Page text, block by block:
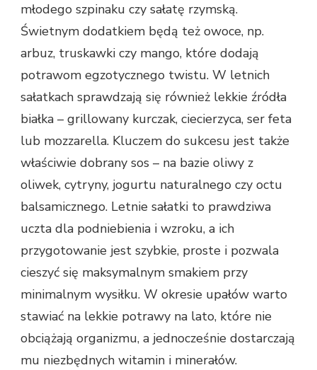
młodego szpinaku czy sałatę rzymską.
Świetnym dodatkiem będą też owoce, np.
arbuz, truskawki czy mango, które dodają
potrawom egzotycznego twistu. W letnich
sałatkach sprawdzają się również lekkie źródła
białka – grillowany kurczak, ciecierzyca, ser feta
lub mozzarella. Kluczem do sukcesu jest także
właściwie dobrany sos – na bazie oliwy z
oliwek, cytryny, jogurtu naturalnego czy octu
balsamicznego. Letnie sałatki to prawdziwa
uczta dla podniebienia i wzroku, a ich
przygotowanie jest szybkie, proste i pozwala
cieszyć się maksymalnym smakiem przy
minimalnym wysiłku. W okresie upałów warto
stawiać na lekkie potrawy na lato, które nie
obciążają organizmu, a jednocześnie dostarczają
mu niezbędnych witamin i minerałów.